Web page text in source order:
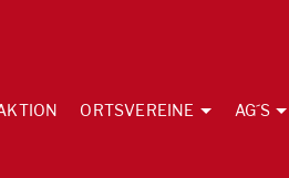
ORTSVEREINE AG´S